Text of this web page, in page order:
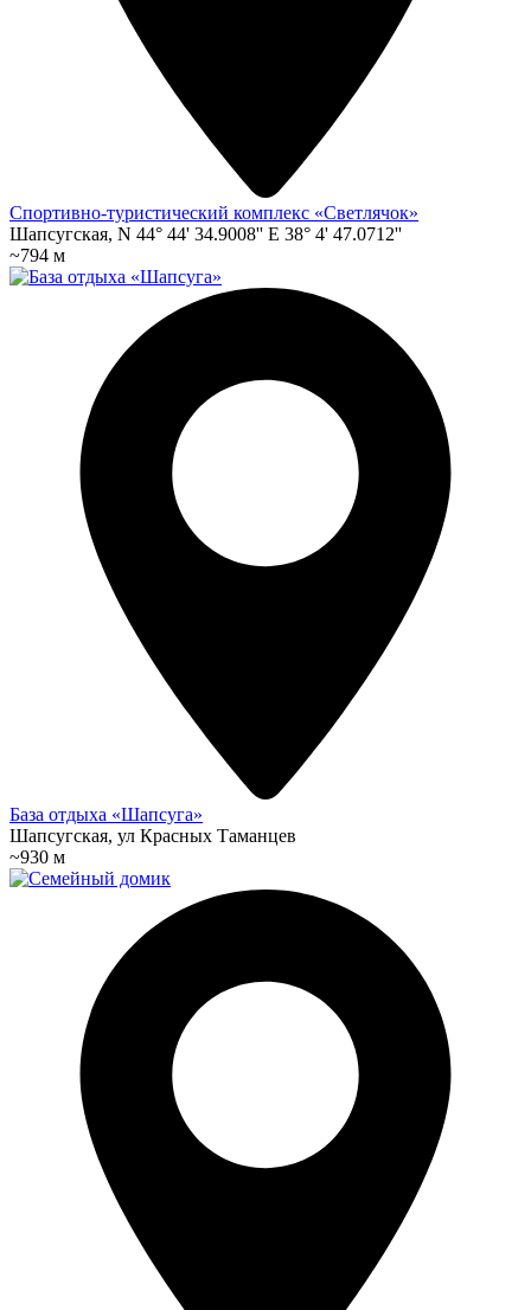
Спортивно-туристический комплекс «Светлячок»
Шапсугская, N 44° 44' 34.9008'' E 38° 4' 47.0712''
~794 м
База отдыха «Шапсуга»
Шапсугская, ул Красных Таманцев
~930 м